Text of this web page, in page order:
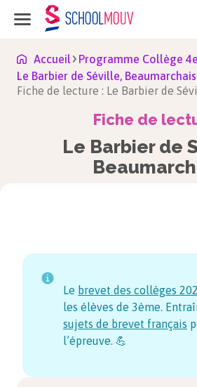
Accueil Programme Collège 4e
Le Barbier de Séville, Beaumarchais
Fiche de lecture : Le Barbier de
Fiche de
Le Barbier de
Le brevet des collèges
les élèves de 3ème.
sujets de brevet français
l’épreuve. 💪